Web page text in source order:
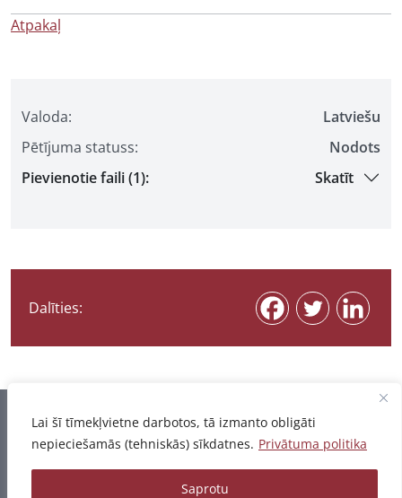
Lai šī tīmekļvietne darbotos, tā izmanto obligāti
nepieciešamās (tehniskās) sīkdatnes. Privātuma politika
Saprotu
Valoda:
Latviešu
Pētījuma statuss:
Nodots
Pievienotie faili (1):
Skatīt
Dalīties:
Atpakaļ
Informācija pēdējo reizi atjaunota 07.08.2026